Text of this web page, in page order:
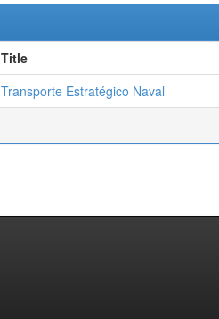
Title
Transporte Estratégico Naval